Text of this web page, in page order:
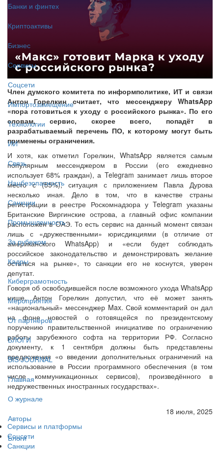
Банки и финтех
Криптоактивы
Бизнес
Сервисы
Соцсети
Импортозамещение
Технологии
ИИ
Связь
Нацбезопасность
Санкции
Промышленность
За рубежом
Кадры
Киберграмотность
Мероприятия
От партнёров
БЛОГИ
BIS JOURNAL
Главная
О журнале
Авторы
Блоги
Член думского комитета по информполитике, ИТ и связи
Антон Горелкин считает, что мессенджеру WhatsApp
«пора готовиться к уходу с российского рынка». По его
словам, сервис, скорее всего, попадёт в
разрабатываемый перечень ПО, к которому могут быть
применены ограничения.
И хотя, как отметил Горелкин, WhatsApp является самым
популярным мессенджером в России (его ежедневно
использует 68% граждан), а Telegram занимает лишь второе
место с (55%), ситуация с приложением Павла Дурова
несколько иная. Дело в том, что в качестве страны
регистрации в реестре Роскомнадзора у Telegram указаны
Британские Виргинские острова, а главный офис компании
расположен в ОАЭ. То есть сервис на данный момент связан
лишь с «дружественными» юрисдикциями (в отличие от
американского WhatsApp) и «если будет соблюдать
российское законодательство и демонстрировать желание
остаться на рынке», то санкции его не коснутся, уверен
депутат.
Говоря об освободившейся после возможного ухода WhatsApp
нише, Антон Горелкин допустил, что её может занять
«национальный» мессенджер Max. Свой комментарий он дал
на фоне новостей о готовящейся по президентскому
поручению правительственной инициативе по ограничению
работы зарубежного софта на территории РФ. Согласно
документу, к 1 сентября должны быть представлены
предложения «о введении дополнительных ограничений на
использование в России программного обеспечения (в том
числе коммуникационных сервисов), произведённого в
недружественных иностранных государствах».
18 июля, 2025
Сервисы и платформы
Соцсети
Санкции